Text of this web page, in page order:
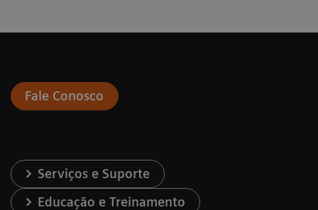
Fale Conosco
Serviços e Suporte
Educação e Treinamento